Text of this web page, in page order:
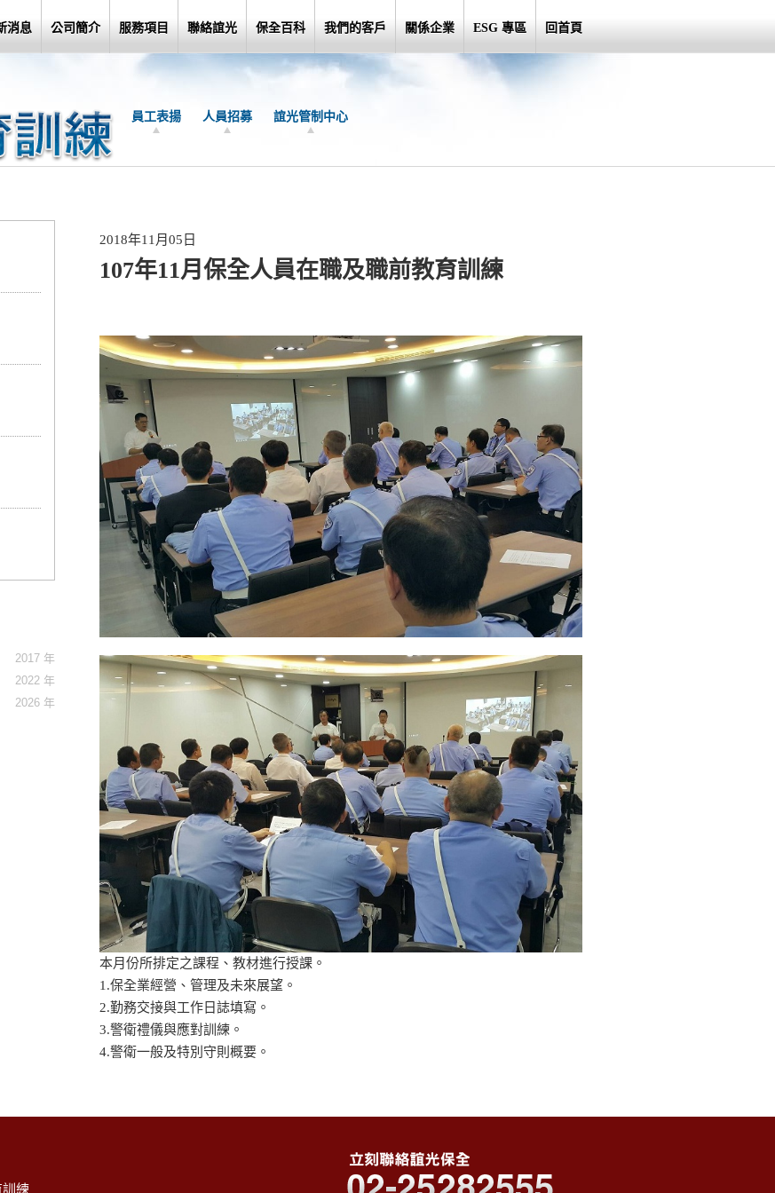
消息 公司簡介 服務項目 聯絡誼光 保全百科 我們的客戶 關係企業 ESG 專區 回首頁
員工表揚 人員招募 誼光管制中心
2017 年
2022 年
2026 年
2018年11月05日
107年11月保全人員在職及職前教育訓練
本月份所排定之課程、教材進行授課。
1.保全業經營、管理及未來展望。
2.勤務交接與工作日誌填寫。
3.警衛禮儀與應對訓練。
4.警衛一般及特別守則概要。
訓練